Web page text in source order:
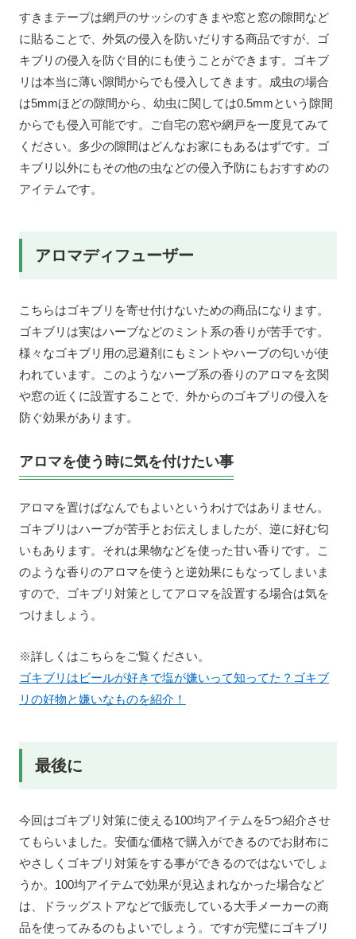
すきまテープは網戸のサッシのすきまや窓と窓の隙間など
に貼ることで、外気の侵入を防いだりする商品ですが、ゴ
キブリの侵入を防ぐ目的にも使うことができます。ゴキブ
リは本当に薄い隙間からでも侵入してきます。成虫の場合
は5mmほどの隙間から、幼虫に関しては0.5mmという隙間
からでも侵入可能です。ご自宅の窓や網戸を一度見てみて
ください。多少の隙間はどんなお家にもあるはずです。ゴ
キブリ以外にもその他の虫などの侵入予防にもおすすめの
アイテムです。
アロマディフューザー
こちらはゴキブリを寄せ付けないための商品になります。
ゴキブリは実はハーブなどのミント系の香りが苦手です。
様々なゴキブリ用の忌避剤にもミントやハーブの匂いが使
われています。このようなハーブ系の香りのアロマを玄関
や窓の近くに設置することで、外からのゴキブリの侵入を
防ぐ効果があります。
アロマを使う時に気を付けたい事
アロマを置けばなんでもよいというわけではありません。
ゴキブリはハーブが苦手とお伝えしましたが、逆に好む匂
いもあります。それは果物などを使った甘い香りです。こ
のような香りのアロマを使うと逆効果にもなってしまいま
すので、ゴキブリ対策としてアロマを設置する場合は気を
つけましょう。
※詳しくはこちらをご覧ください。
ゴキブリはビールが好きで塩が嫌いって知ってた？ゴキブ
リの好物と嫌いなものを紹介！
最後に
今回はゴキブリ対策に使える100均アイテムを5つ紹介させ
てもらいました。安価な価格で購入ができるのでお財布に
やさしくゴキブリ対策をする事ができるのではないでしょ
うか。100均アイテムで効果が見込まれなかった場合など
は、ドラッグストアなどで販売している大手メーカーの商
品を使ってみるのもよいでしょう。ですが完璧にゴキブリ